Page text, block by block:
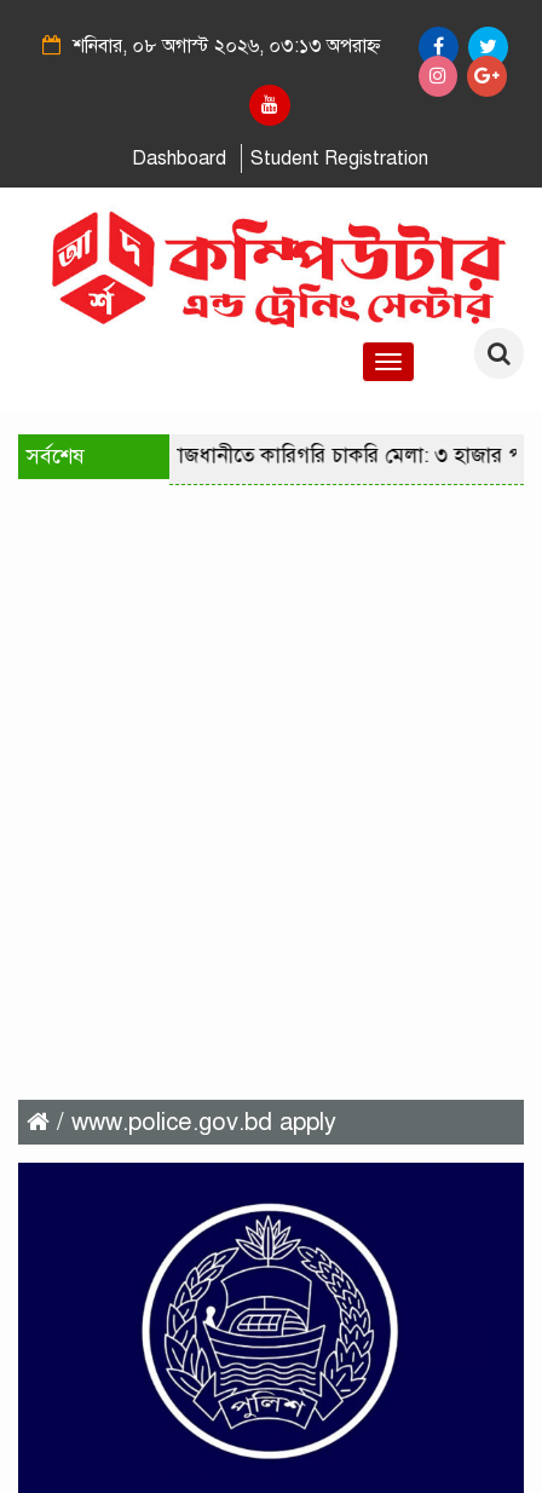
শনিবার, ০৮ অগাস্ট ২০২৬, ০৩:১৩ অপরাহ্ন
Dashboard Student Registration
Toggle
সর্বশেষ রাজধানীতে কারিগরি চাকরি মেলা: ৩ হাজার
/ www.police.gov.bd apply